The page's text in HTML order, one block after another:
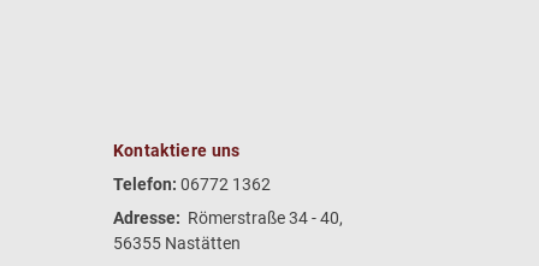
Kontaktiere uns
Telefon: 06772 1362
Adresse: Römerstraße 34 - 40,
56355 Nastätten